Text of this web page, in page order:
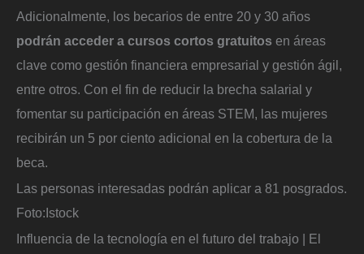
Adicionalmente, los becarios de entre 20 y 30 años
podrán acceder a cursos cortos gratuitos en áreas
clave como gestión financiera empresarial y gestión ágil,
entre otros. Con el fin de reducir la brecha salarial y
fomentar su participación en áreas STEM, las mujeres
recibirán un 5 por ciento adicional en la cobertura de la
beca.
Las personas interesadas podrán aplicar a 81 posgrados.
Foto:Istock
Influencia de la tecnología en el futuro del trabajo | El